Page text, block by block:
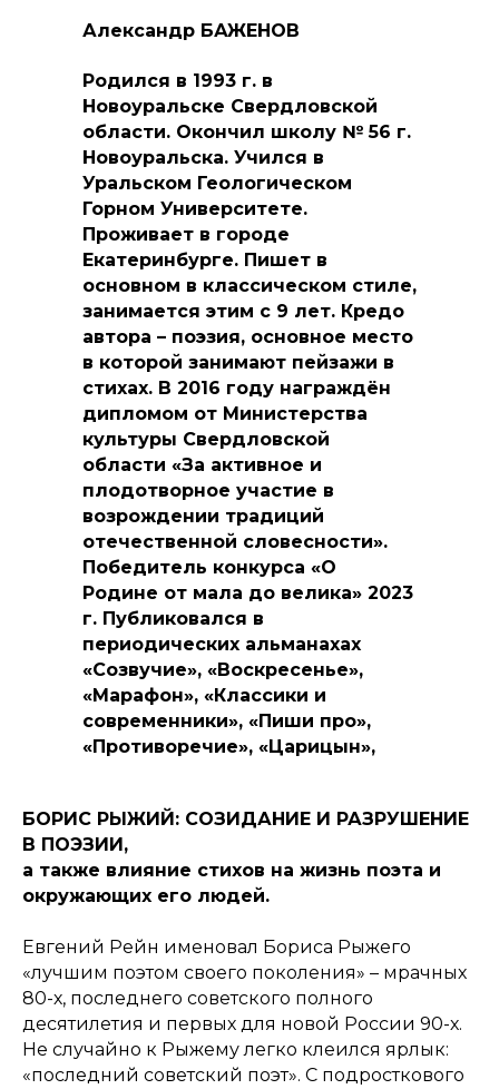
Александр БАЖЕНОВ
Родился в 1993 г. в
Новоуральске Свердловской
области. Окончил школу № 56 г.
Новоуральска. Учился в
Уральском Геологическом
Горном Университете.
Проживает в городе
Екатеринбурге. Пишет в
основном в классическом стиле,
занимается этим с 9 лет. Кредо
автора – поэзия, основное место
в которой занимают пейзажи в
стихах. В 2016 году награждён
дипломом от Министерства
культуры Свердловской
области «За активное и
плодотворное участие в
возрождении традиций
отечественной словесности».
Победитель конкурса «О
Родине от мала до велика» 2023
г. Публиковался в
периодических альманахах
«Созвучие», «Воскресенье»,
«Марафон», «Классики и
современники», «Пиши про»,
«Противоречие», «Царицын»,
и «Наша городская газета».
Имеет 5 изданных авторских
сборников. В издательстве
«Новое Слово» в 2025 году
«Архив звенящей тишины».
БОРИС РЫЖИЙ: СОЗИДАНИЕ И РАЗРУШЕНИЕ
В ПОЭЗИИ,
а также влияние стихов на жизнь поэта и
окружающих его людей.
Евгений Рейн именовал Бориса Рыжего
«лучшим поэтом своего поколения» – мрачных
80-х, последнего советского полного
десятилетия и первых для новой России 90-х.
Не случайно к Рыжему легко клеился ярлык:
«последний советский поэт». С подросткового